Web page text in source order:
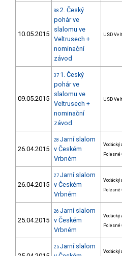
10.05.2015
38 2. Český
pohár ve
slalomu ve
Veltrusech +
nominační
závod
USD
09.05.2015
37 1. Český
pohár ve
slalomu ve
Veltrusech +
nominační
závod
USD
26.04.2015
28 Jarní slalom
v Českém
Vrbném
Vodácký
Polesné
26.04.2015
27 Jarní slalom
v Českém
Vrbném
Vodácký
Polesné
25.04.2015
26 Jarní slalom
v Českém
Vrbném
Vodácký
Polesné
25 Jarní slalom
Vodácký